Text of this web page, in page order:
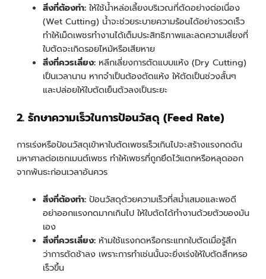
สิ่งที่ต้องทำ:ให้ใช้น้ำหล่อเลี้ยงบริเวณที่ตัดอย่างต่อเนื่อง
(Wet Cutting) น้ำจะช่วยระบายความร้อนได้อย่างรวดเร็ว
ทำให้เม็ดเพชรทำงานได้เต็มประสิทธิภาพและลดความเสี่ยงที่
ใบตัดจะเกิดรอยไหม้หรือเสียหาย
สิ่งที่ควรเลี่ยง:หลีกเลี่ยงการตัดแบบแห้ง (Dry Cutting)
เป็นเวลานาน หากจำเป็นต้องตัดแห้ง ให้ตัดเป็นช่วงสั้นๆ
และปล่อยให้ใบตัดเย็นตัวลงเป็นระยะ
2. รักษาความเร็วในการป้อนวัสดุ (Feed Rate)
การเร่งหรือป้อนวัสดุเข้าหาใบตัดเพชรเร็วเกินไปจะสร้างแรงกดดัน
มหาศาลต่อเซกเมนต์เพชร ทำให้เพชรที่ถูกยึดไว้แตกหรือหลุดออก
จากพันธะก่อนเวลาอันควร
สิ่งที่ต้องทำ:ป้อนวัสดุด้วยความเร็วที่สม่ำเสมอและพอดี
อย่าออกแรงกดมากเกินไป ให้ใบตัดได้ทำงานด้วยตัวของมัน
เอง
สิ่งที่ควรเลี่ยง:ห้ามใช้แรงกดหรือกระแทกใบตัดเมื่อรู้สึก
ว่าการตัดช้าลง เพราะการทำเช่นนั้นจะยิ่งเร่งให้ใบตัดสึกหรอ
เร็วขึ้น